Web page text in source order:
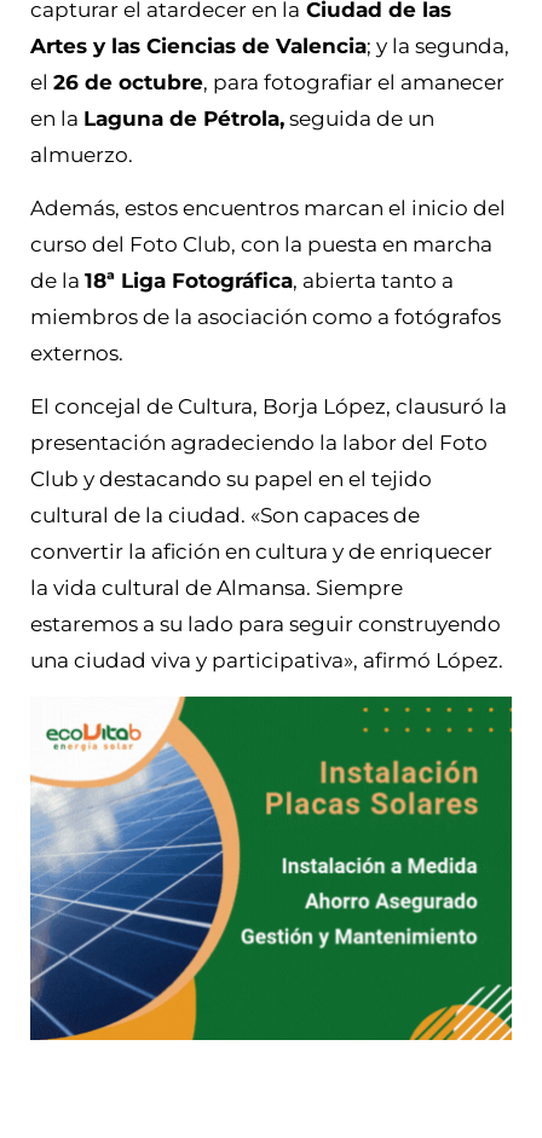
capturar el atardecer en la Ciudad de las
Artes y las Ciencias de Valencia; y la segunda,
el 26 de octubre, para fotografiar el amanecer
en la Laguna de Pétrola, seguida de un
almuerzo.
Además, estos encuentros marcan el inicio del
curso del Foto Club, con la puesta en marcha
de la 18ª Liga Fotográfica, abierta tanto a
miembros de la asociación como a fotógrafos
externos.
El concejal de Cultura, Borja López, clausuró la
presentación agradeciendo la labor del Foto
Club y destacando su papel en el tejido
cultural de la ciudad. «Son capaces de
convertir la afición en cultura y de enriquecer
la vida cultural de Almansa. Siempre
estaremos a su lado para seguir construyendo
una ciudad viva y participativa», afirmó López.